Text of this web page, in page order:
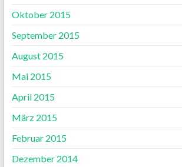
Oktober 2015
September 2015
August 2015
Mai 2015
April 2015
März 2015
Februar 2015
Dezember 2014